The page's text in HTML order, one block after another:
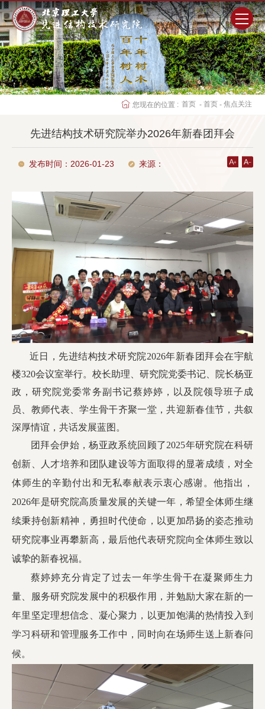
首页
研究院概况
科学研究
人才培养
党群工作
学生工作
校友工作
学校主页 English
您现在的位置 : 首页 - 首页 - 焦点关注
先进结构技术研究院举办2026年新春团拜会
发布时间：2026-01-23 来源：
近日，先进结构技术研究院2026年新春团拜会在宇航
楼320会议室举行。校长助理、研究院党委书记、院长杨亚
政，研究院党委常务副书记蔡婷婷，以及院领导班子成
员、教师代表、学生骨干齐聚一堂，共迎新春佳节，共叙
深厚情谊，共话发展蓝图。
团拜会伊始，杨亚政系统回顾了2025年研究院在科研
创新、人才培养和团队建设等方面取得的显著成绩，对全
体师生的辛勤付出和无私奉献表示衷心感谢。他指出，
2026年是研究院高质量发展的关键一年，希望全体师生继
续秉持创新精神，勇担时代使命，以更加昂扬的姿态推动
研究院事业再攀新高，最后他代表研究院向全体师生致以
诚挚的新春祝福。
蔡婷婷充分肯定了过去一年学生骨干在凝聚师生力
量、服务研究院发展中的积极作用，并勉励大家在新的一
年里坚定理想信念、凝心聚力，以更加饱满的热情投入到
学习科研和管理服务工作中，同时向在场师生送上新春问
候。